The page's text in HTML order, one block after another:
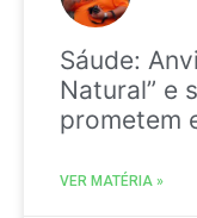
Sáude:
Natural” e
prometem
VER MATÉRIA »